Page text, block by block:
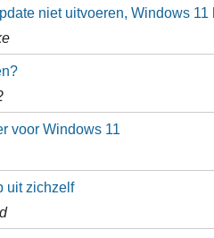
niet uitvoeren, Windows
voor Windows 11
uit zichzelf